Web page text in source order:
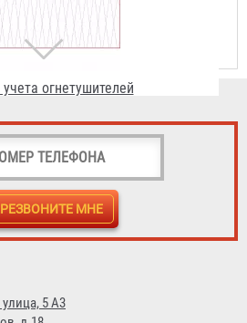
огнетушителей"
3 744 ₽
5 А3